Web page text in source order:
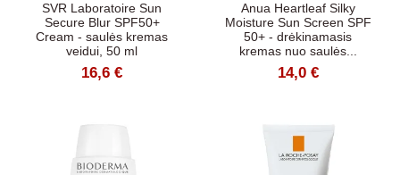
SVR Laboratoire Sun
Secure Blur SPF50+
Cream - saulės kremas
veidui, 50 ml
16,6 €
Anua Heartleaf Silky
Moisture Sun Screen SPF
50+ - drėkinamasis
kremas nuo saulės...
14,0 €